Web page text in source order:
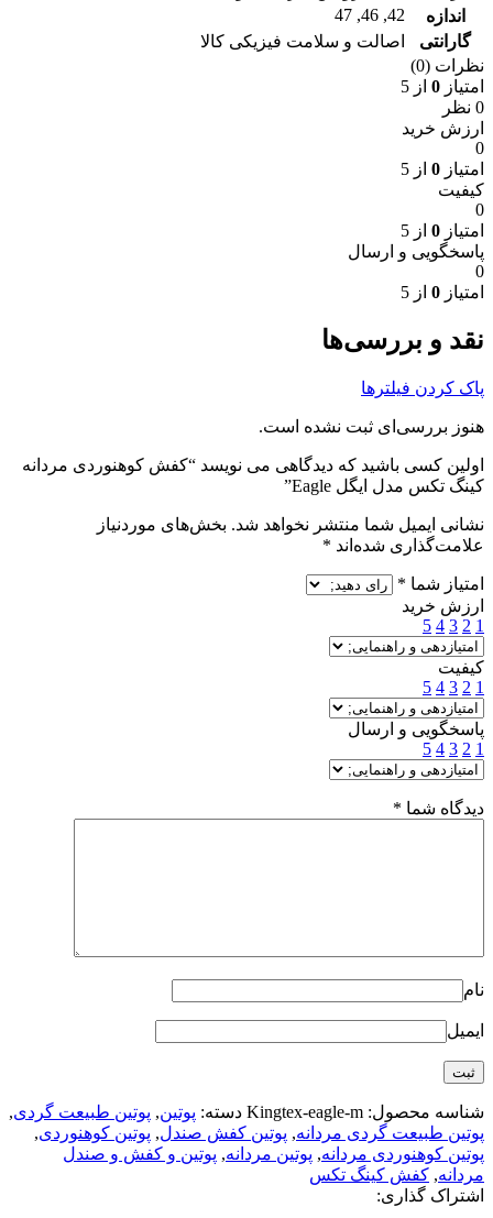
اندازه
42
,
46
,
47
گارانتی
اصالت و سلامت فیزیکی کالا
نظرات (0)
امتیاز 0 از 5
0 نظر
ارزش خرید
0
امتیاز 0 از 5
کیفیت
0
امتیاز 0 از 5
پاسخگویی و ارسال
0
امتیاز 0 از 5
نقد و بررسی‌ها
پاک کردن فیلترها
هنوز بررسی‌ای ثبت نشده است.
اولین کسی باشید که دیدگاهی می نویسد “کفش کوهنوردی مردانه
کینگ تکس مدل ایگل Eagle”
نشانی ایمیل شما منتشر نخواهد شد. بخش‌های موردنیاز
علامت‌گذاری شده‌اند *
امتیاز شما *
ارزش خرید
1
2
3
4
5
کیفیت
1
2
3
4
5
پاسخگویی و ارسال
1
2
3
4
5
دیدگاه شما *
نام
ایمیل
شناسه محصول: Kingtex-eagle-m دسته: پوتین, پوتین طبیعت گردی,
پوتین طبیعت گردی مردانه, پوتین کفش صندل, پوتین کوهنوردی,
پوتین کوهنوردی مردانه, پوتین مردانه, پوتین و کفش و صندل
مردانه, کفش کینگ تکس
اشتراک گذاری: